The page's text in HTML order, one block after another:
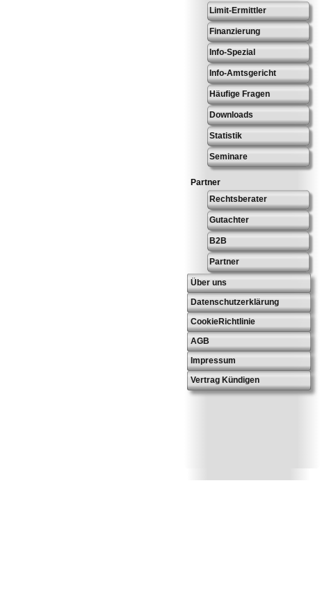
Limit-Ermittler
Finanzierung
Info-Spezial
Info-Amtsgericht
Häufige Fragen
Downloads
Statistik
Seminare
Partner
Rechtsberater
Gutachter
B2B
Partner
Über uns
Datenschutzerklärung
CookieRichtlinie
AGB
Impressum
Vertrag Kündigen